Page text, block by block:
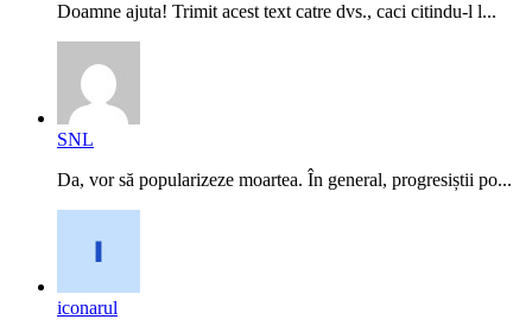
Doamne ajuta! Trimit acest text catre dvs., caci citindu-l l...
SNL
Da, vor să popularizeze moartea. În general, progresiștii po...
iconarul